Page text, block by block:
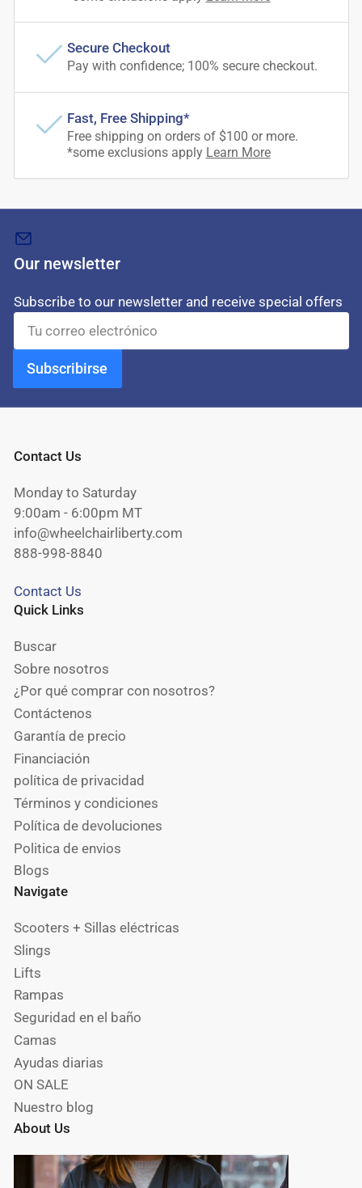
Secure Checkout
Pay with confidence; 100% secure checkout.
Fast, Free Shipping*
Free shipping on orders of $100 or more.
*some exclusions apply Learn More
Our newsletter
Subscribe to our newsletter and receive special offers
Tu
correo
electrónico
Subscribirse
Contact Us
Monday to Saturday
9:00am - 6:00pm MT
info@wheelchairliberty.com
888-998-8840
Contact Us
Quick Links
Buscar
Sobre nosotros
¿Por qué comprar con nosotros?
Contáctenos
Garantía de precio
Financiación
política de privacidad
Términos y condiciones
Política de devoluciones
Politica de envios
Blogs
Navigate
Scooters + Sillas eléctricas
Slings
Lifts
Rampas
Seguridad en el baño
Camas
Ayudas diarias
ON SALE
Nuestro blog
About Us